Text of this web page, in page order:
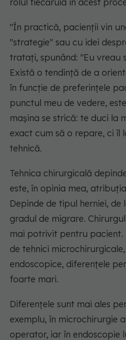
"În practică, pacienții vin
"strategie" sau cu idei
tratați, spunând: "Eu vreau
Există o tendință de a
în funcție de preferințele
punctul meu de vedere,
mașina se strică: te duci la
exact cum să o repare, ci îl
tehnică.
Tehnica chirurgicală
este, în opinia mea,
Depinde de tipul herniei, de
gradul de migrare.
mai potrivit pentru
de tehnici
endoscopice, diferențele
foarte mari.
Diferențele sunt mai ales
exemplu, în microchirurgie
operator, iar în endoscopie